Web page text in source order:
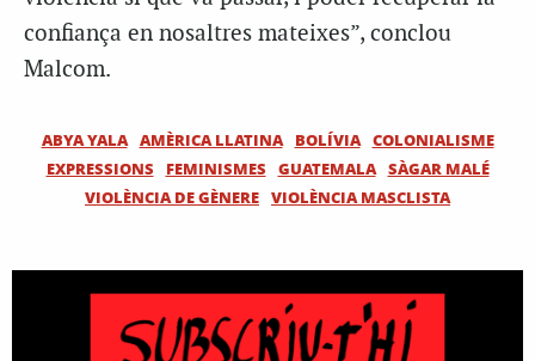
confiança en nosaltres mateixes”, conclou
Malcom.
ABYA YALA AMÈRICA LLATINA BOLÍVIA COLONIALISME
EXPRESSIONS
FEMINISMES GUATEMALA SÀGAR MALÉ
VIOLÈNCIA DE GÈNERE VIOLÈNCIA MASCLISTA